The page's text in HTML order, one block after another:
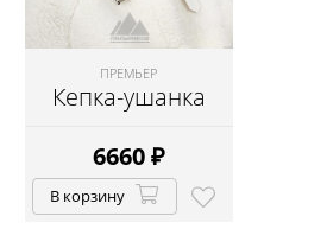
ПРЕМЬЕР
Кепка-ушанка
6660₽
В корзину